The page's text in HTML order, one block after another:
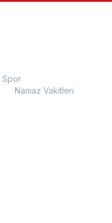
Spor
Namaz Vakitleri